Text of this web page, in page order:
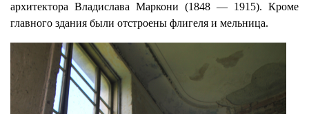
архитектора Владислава Маркони (1848 — 1915). Кроме
главного здания были отстроены флигеля и мельница.